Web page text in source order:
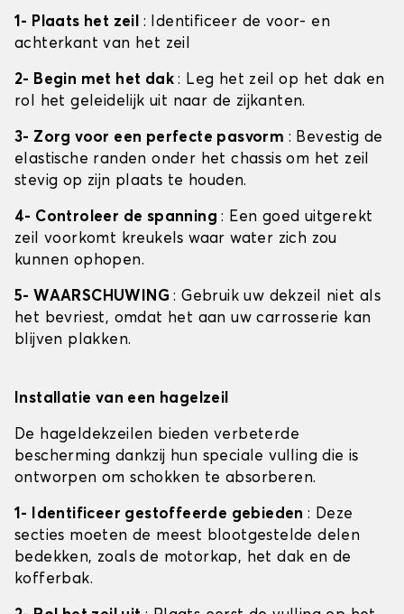
1- Plaats het zeil : Identificeer de voor- en
achterkant van het zeil
2- Begin met het dak: Leg het zeil op het dak en
rol het geleidelijk uit naar de zijkanten.
3- Zorg voor een perfecte pasvorm : Bevestig de
elastische randen onder het chassis om het zeil
stevig op zijn plaats te houden.
4- Controleer de spanning: Een goed uitgerekt
zeil voorkomt kreukels waar water zich zou
kunnen ophopen.
5- WAARSCHUWING: Gebruik uw dekzeil niet als
het bevriest, omdat het aan uw carrosserie kan
blijven plakken.
Installatie van een hagelzeil
De hageldekzeilen bieden verbeterde
bescherming dankzij hun speciale vulling die is
ontworpen om schokken te absorberen.
1- Identificeer gestoffeerde gebieden: Deze
secties moeten de meest blootgestelde delen
bedekken, zoals de motorkap, het dak en de
kofferbak.